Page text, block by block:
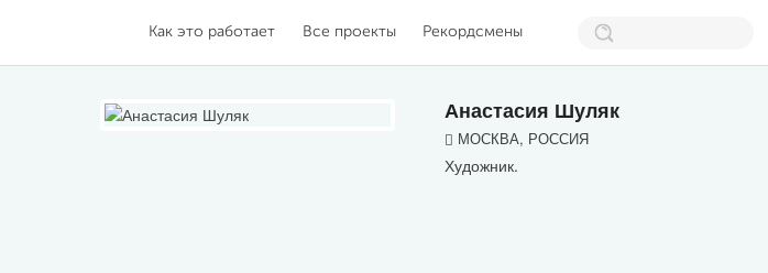
Как это работает Все проекты Рекордсмены
Анастасия Шуляк
МОСКВА, РОССИЯ
Художник.